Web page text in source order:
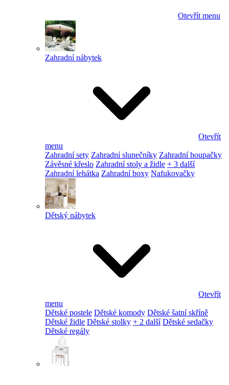
Otevřít menu
Zahradní nábytek
Otevřít
menu
Zahradní sety Zahradní slunečníky Zahradní houpačky
Závěsné křeslo Zahradní stoly a židle + 3 další
Zahradní lehátka Zahradní boxy Nafukovačky
Dětský nábytek
Otevřít
menu
Dětské postele Dětské komody Dětské šatní skříně
Dětské židle Dětské stolky + 2 další Dětské sedačky
Dětské regály